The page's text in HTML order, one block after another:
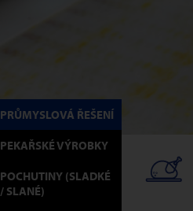
PRŮMYSLOVÁ ŘEŠENÍ
PEKAŘSKÉ VÝROBKY
POCHUTINY (SLADKÉ
/ SLANÉ)